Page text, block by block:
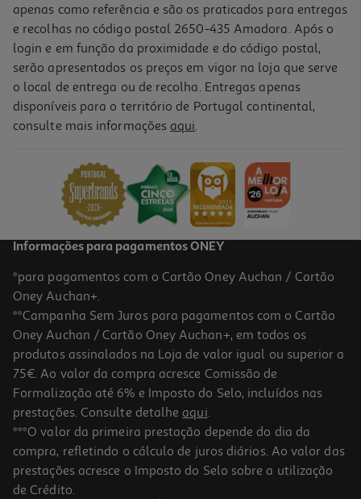
Party Game Adult Shits Creative Toys
19,99 €
The Voting Game
24.99 €/un
24,99 €
apenas como referência e são os praticados para entregas
e recolhas no código postal 2650-435 Amadora. Após o
login e em função da proximidade e do código postal,
serão apresentados os preços em vigor na loja que serve
o local de entrega ou de recolha. Entregas apenas
disponíveis para o território de Portugal continental,
consulte mais informações aqui.
Informações para pagamentos ONEY
*para pagamentos com o Cartão Oney Auchan / Cartão
Oney Auchan+.
**Campanha Sem Juros para pagamentos com o Cartão
Oney Auchan / Cartão Oney Auchan+, em todos os
produtos assinalados na Loja de valor igual ou superior a
75€. Ao valor da compra acresce Comissão de
Formalização até 6% e Imposto do Selo, incluídos nas
prestações. Consulte detalhe aqui.
***O valor da primeira prestação depende do dia da
compra, refletindo o cálculo de juros diários. Ao valor das
prestações acresce o Imposto do Selo sobre a utilização
de Crédito.